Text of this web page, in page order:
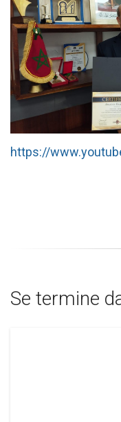
https://
Se termine